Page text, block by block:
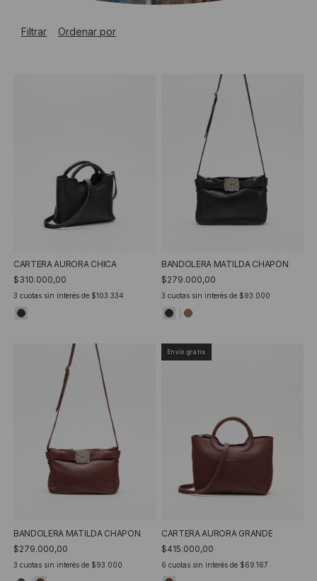
Filtrar Ordenar por
CARTERA AURORA CHICA
$310.000,00
3 cuotas sin interés de $103.334
BANDOLERA MATILDA CHAPON
$279.000,00
3 cuotas sin interés de $93.000
BANDOLERA MATILDA CHAPON
$279.000,00
3 cuotas sin interés de $93.000
Envío gratis
CARTERA AURORA GRANDE
$415.000,00
6 cuotas sin interés de $69.167